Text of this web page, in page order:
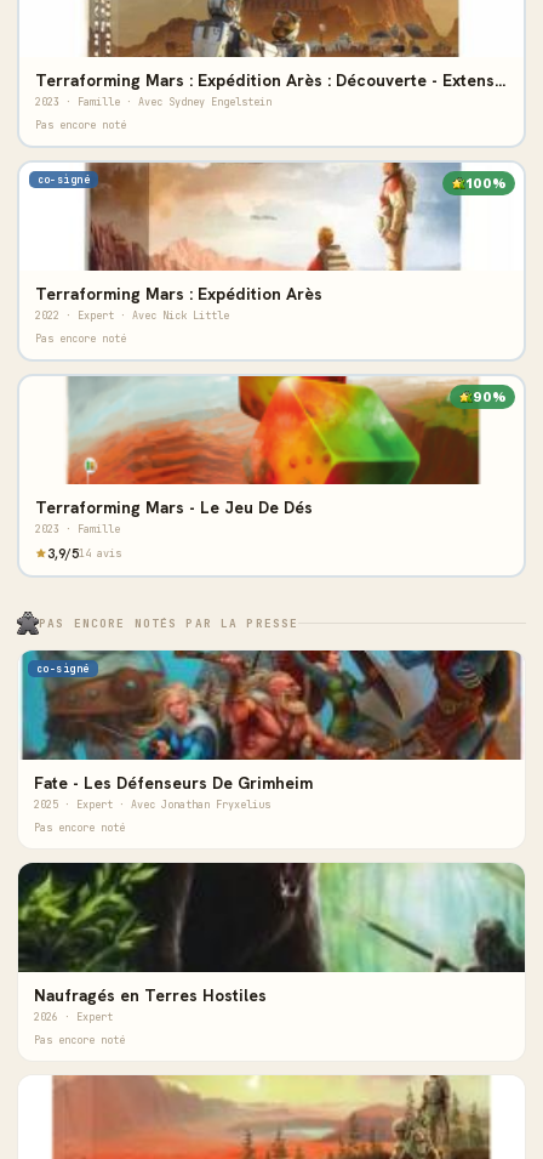
Terraforming Mars : Expédition Arès : Découverte - Extension
2023 · Famille · Avec Sydney Engelstein
Pas encore noté
co-signé 100%
Terraforming Mars : Expédition Arès
2022 · Expert · Avec Nick Little
Pas encore noté
90%
Terraforming Mars - Le Jeu De Dés
2023 · Famille
3,9/514 avis
PAS ENCORE NOTÉS PAR LA PRESSE
co-signé
Fate - Les Défenseurs De Grimheim
2025 · Expert · Avec Jonathan Fryxelius
Pas encore noté
Naufragés en Terres Hostiles
2026 · Expert
Pas encore noté